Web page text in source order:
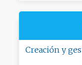
Creación y